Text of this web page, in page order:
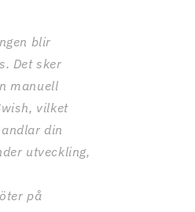
blir
Det sker
manuell
vilket
din
utveckling,
på